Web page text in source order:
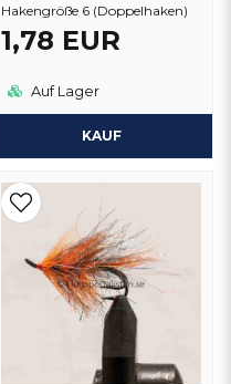
Hakengröße 6 (Doppelhaken)
1,78 EUR
Auf Lager
KAUF